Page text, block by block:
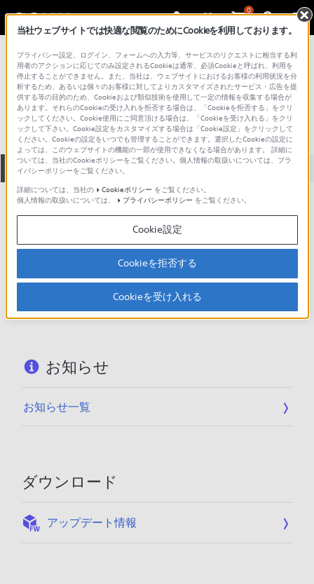
0
総合サポート・お問い合わせ VGN シリーズ
VGN-CR72B
全て ダウンロード 取扱説明書 Q&A
製品に関する重要なお知らせ
お知らせ
製品に関する重要なお知らせ
重要なお知らせ一覧
お知らせ
お知らせ一覧
ダウンロード
アップデート情報
当社ウェブサイトでは快適な閲覧のためにCookieを利用しております。
プライバシー設定、ログイン、フォームへの入力等、サービスのリクエストに相当する利
用者のアクションに応じてのみ設定されるCookieは通常、必須Cookieと呼ばれ、利用を
停止することができません。また、当社は、ウェブサイトにおけるお客様の利用状況を分
析するため、あるいは個々のお客様に対してよりカスタマイズされたサービス・広告を提
供する等の目的のため、Cookieおよび類似技術を使用して一定の情報を収集する場合が
あります。それらのCookieの受け入れを拒否する場合は、「Cookieを拒否する」をクリ
ックしてください。Cookie使用にご同意頂ける場合は、「Cookieを受け入れる」をクリ
ックして下さい。Cookie設定をカスタマイズする場合は「Cookie設定」をクリックして
ください。Cookieの設定をいつでも管理することができます。選択したCookieの設定に
よっては、このウェブサイトの機能の一部が使用できなくなる場合があります。 詳細に
ついては、当社のCookieポリシーをご覧ください。個人情報の取扱いについては、プラ
イバシーポリシーをご覧ください。
詳細については、当社の
Cookieポリシー をご覧ください。
個人情報の取扱いについては、
プライバシーポリシー をご覧ください。
Cookie設定
Cookieを拒否する
Cookieを受け入れる